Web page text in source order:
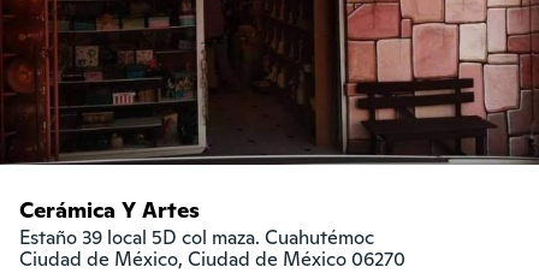
Cerámica Y Artes
Estaño 39 local 5D col maza. Cuahutémoc
Ciudad de México, Ciudad de México 06270